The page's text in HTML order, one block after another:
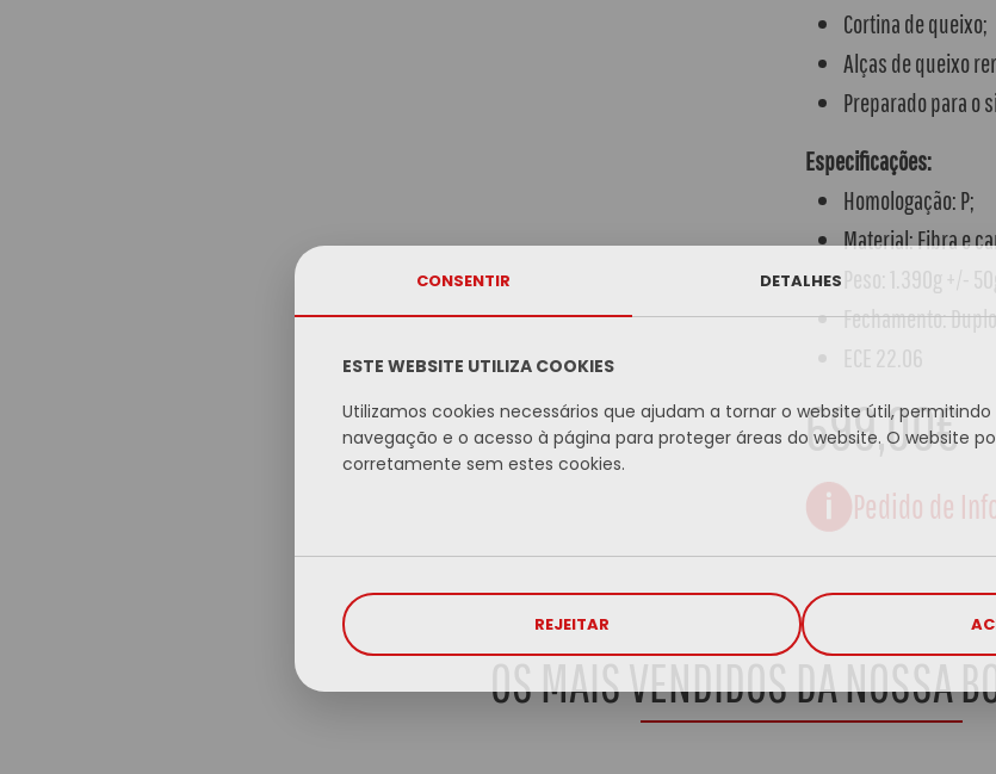
CONSENTIR DETALHES
ESTE WEBSITE UTILIZA COOKIES
Utilizamos cookies necessários que ajudam a tornar o website útil,
navegação e o acesso à página para proteger áreas do website. O website
corretamente sem estes cookies.
REJEITAR
Cortina de queixo;
Alças de queixo
Preparado para o
Especificações:
Homologação: P;
Material: Fibra e
Peso: 1.390g +/-
Fechamento:
699,00€
Pedido de
OS MAIS VENDIDOS DA NOSSA